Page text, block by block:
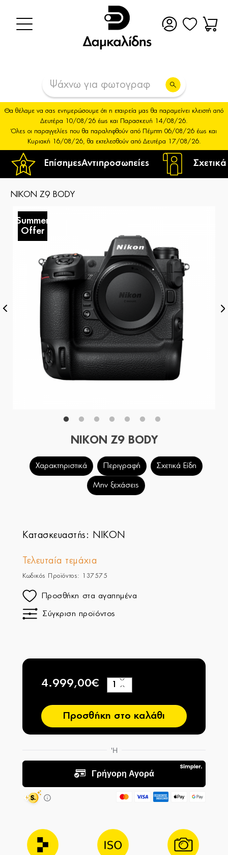
ΕπίσημεςΑντιπροσωπείες
Θα θέλαμε να σας ενημερώσουμε ότι η εταιρεία μας θα παραμείνει κλειστή από
Δευτέρα 10/08/26 έως και Παρασκευή 14/08/26.
Όλες οι παραγγελίες που θα παραληφθούν από Πέμπτη 06/08/26 έως και
Κυριακή 16/08/26, θα εκτελεσθούν από Δευτέρα 17/08/26.
NIKON Z9 BODY
Summer
Offer
NIKON Z9 BODY
Χαρακτηριστικά Περιγραφή Σχετικά Είδη
Μην ξεχάσεις
Κατασκευαστής: NIKON
Τελευταία τεμάχια
Κωδικός Προϊόντος: 137575
Προσθήκη στα αγαπημένα
Σύγκριση προϊόντος
4.999,00€
−
+
Προσθήκη στο καλάθι